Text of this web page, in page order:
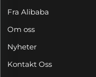
Fra Alibaba
Om oss
Nyheter
Kontakt Oss